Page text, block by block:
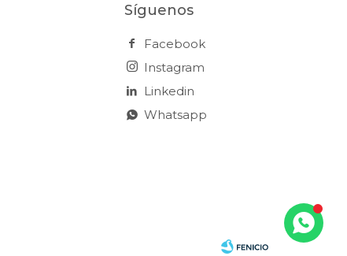
Síguenos
Facebook
Instagram
Linkedin
Whatsapp